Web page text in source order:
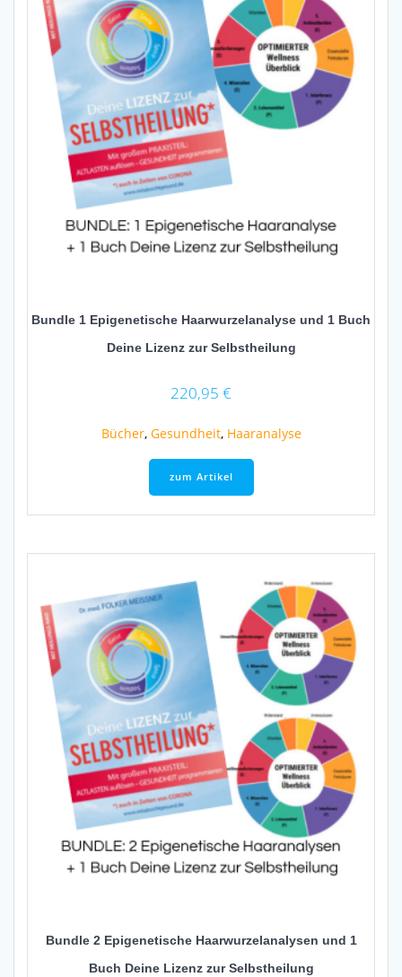
Bundle 1 Epigenetische Haarwurzelanalyse und 1 Buch
Deine Lizenz zur Selbstheilung
220,95 €
Bücher, Gesundheit, Haaranalyse
zum Artikel
Bundle 2 Epigenetische Haarwurzelanalysen und 1
Buch Deine Lizenz zur Selbstheilung